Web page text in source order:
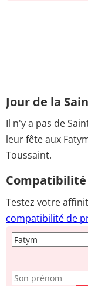
Jour de la
Il n'y a pas de
leur fête aux
Toussaint.
Testez votre
compatibilité de